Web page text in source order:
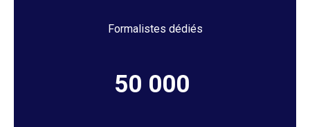
Formalistes dédiés
50 000